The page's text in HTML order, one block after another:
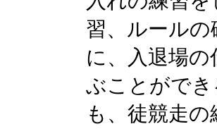
習、ルール
に、入退場
ぶことがで
も、徒競走